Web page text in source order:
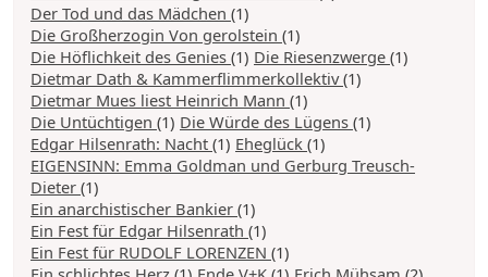
Der Tod und das Mädchen (1)
Die Großherzogin Von gerolstein (1)
Die Höflichkeit des Genies (1) Die Riesenzwerge (1)
Dietmar Dath & Kammerflimmerkollektiv(1)
Dietmar Mues liest Heinrich Mann (1)
Die Untüchtigen (1) Die Würde des Lügens (1)
Edgar Hilsenrath: Nacht (1) Eheglück (1)
EIGENSINN: Emma Goldman und Gerburg Treusch-
Dieter (1)
Ein anarchistischer Bankier (1)
Ein Fest für Edgar Hilsenrath (1)
Ein Fest für RUDOLF LORENZEN (1)